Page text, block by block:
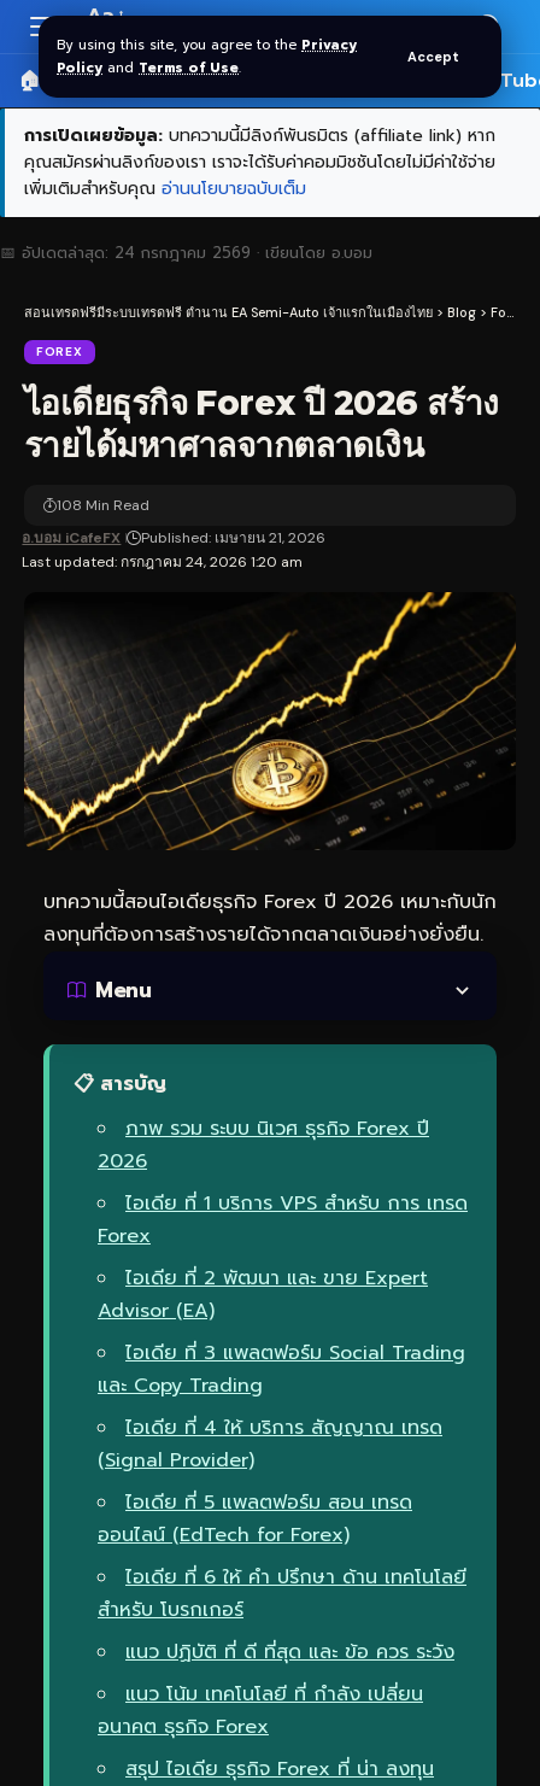
By using this site, you agree to the Privacy
Policy and Terms of Use.
Accept
Resizer
Aa
🏠 หน้าแรก ราคาทอง SPDR 🎬
การเปิดเผยข้อมูล: บทความนี้มีลิงก์พันธมิตร (affiliate link) หาก
คุณสมัครผ่านลิงก์ของเรา เราจะได้รับค่าคอมมิชชันโดยไม่มีค่าใช้จ่าย
เพิ่มเติมสำหรับคุณ อ่านนโยบายฉบับเต็ม
📅 อัปเดตล่าสุด: 24 กรกฎาคม 2569 · เขียนโดย อ.บอม
สอนเทรดฟรีมีระบบเทรดฟรี ตำนาน EA Semi-Auto เจ้าแรกในเมืองไทย > Blog > Forex
FOREX
ไอเดียธุรกิจ Forex ปี 2026 สร้าง
รายได้มหาศาลจากตลาดเงิน
Last updated: กรกฎาคม 24, 2026 1:20 am
อ.บอม iCafeFX Published: เมษายน 21, 2026
108 Min Read
บทความนี้สอนไอเดียธุรกิจ Forex ปี 2026 เหมาะกับนัก
ลงทุนที่ต้องการสร้างรายได้จากตลาดเงินอย่างยั่งยืน.
Menu
📋 สารบัญ
ภาพ รวม ระบบ นิเวศ ธุรกิจ Forex ปี
2026
ไอเดีย ที่ 1 บริการ VPS สำหรับ การ เทรด
Forex
ไอเดีย ที่ 2 พัฒนา และ ขาย Expert
Advisor (EA)
ไอเดีย ที่ 3 แพลตฟอร์ม Social Trading
และ Copy Trading
ไอเดีย ที่ 4 ให้ บริการ สัญญาณ เทรด
(Signal Provider)
ไอเดีย ที่ 5 แพลตฟอร์ม สอน เทรด
ออนไลน์ (EdTech for Forex)
ไอเดีย ที่ 6 ให้ คำ ปรึกษา ด้าน เทคโนโลยี
สำหรับ โบรกเกอร์
แนว ปฏิบัติ ที่ ดี ที่สุด และ ข้อ ควร ระวัง
แนว โน้ม เทคโนโลยี ที่ กำลัง เปลี่ยน
อนาคต ธุรกิจ Forex
สรุป ไอเดีย ธุรกิจ Forex ที่ น่า ลงทุน